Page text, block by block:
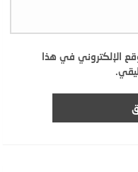
الإلكتروني في هذا